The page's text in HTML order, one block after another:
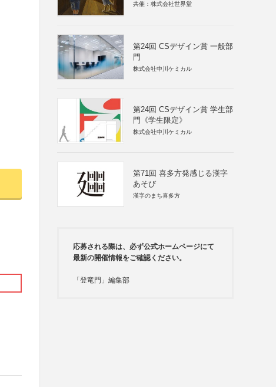
共催：株式会社世界堂
第24回 CSデザイン賞 一般部
門
株式会社中川ケミカル
第24回 CSデザイン賞 学生部
門《学生限定》
株式会社中川ケミカル
第71回 喜多方発感じる漢字
あそび
漢字のまち喜多方
応募される際は、必ず公式ホームページにて
最新の開催情報をご確認ください。
「登竜門」編集部